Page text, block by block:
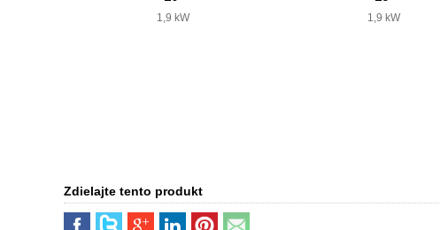
1,9 kW 1,9 kW
Zdielajte tento produkt